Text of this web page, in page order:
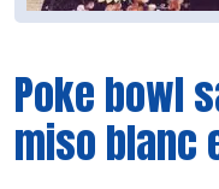
Poke bowl
miso blanc